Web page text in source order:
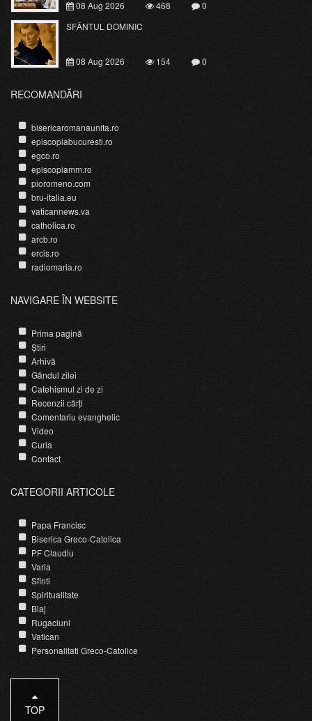
08 Aug 2026
468
0
SFÂNTUL DOMINIC
08 Aug 2026 154 0
RECOMANDĂRI
bisericaromanaunita.ro
episcopiabucuresti.ro
egco.ro
episcopiamm.ro
pioromeno.com
bru-italia.eu
vaticannews.va
catholica.ro
arcb.ro
ercis.ro
radiomaria.ro
NAVIGARE ÎN WEBSITE
Prima pagină
Știri
Arhivă
Gândul zilei
Catehismul zi de zi
Recenzii cărți
Comentariu evanghelic
Video
Curia
Contact
CATEGORII ARTICOLE
Papa Francisc
Biserica Greco-Catolica
PF Claudiu
Varia
Sfinti
Spiritualitate
Blaj
Rugaciuni
Vatican
Personalitati Greco-Catolice
TOP